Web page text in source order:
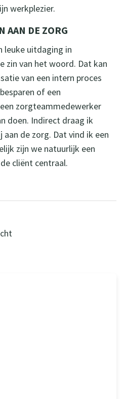
werkplezier.
AAN DE ZORG
leuke uitdaging in
zin van het woord. Dat kan
van een intern proces
of een
zorgteammedewerker
doen. Indirect draag ik
de zorg. Dat vind ik een
zijn we natuurlijk een
cliënt centraal.